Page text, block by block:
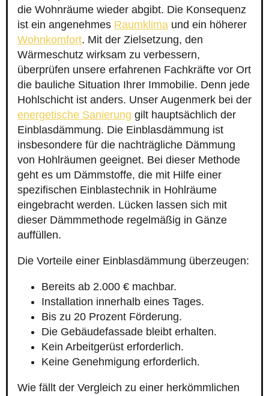
die Wohnräume wieder abgibt. Die Konsequenz
ist ein angenehmes Raumklima und ein höherer
Wohnkomfort. Mit der Zielsetzung, den
Wärmeschutz wirksam zu verbessern,
überprüfen unsere erfahrenen Fachkräfte vor Ort
die bauliche Situation Ihrer Immobilie. Denn jede
Hohlschicht ist anders. Unser Augenmerk bei der
energetische Sanierung gilt hauptsächlich der
Einblasdämmung. Die Einblasdämmung ist
insbesondere für die nachträgliche Dämmung
von Hohlräumen geeignet. Bei dieser Methode
geht es um Dämmstoffe, die mit Hilfe einer
spezifischen Einblastechnik in Hohlräume
eingebracht werden. Lücken lassen sich mit
dieser Dämmmethode regelmäßig in Gänze
auffüllen.
Die Vorteile einer Einblasdämmung überzeugen:
Bereits ab 2.000 € machbar.
Installation innerhalb eines Tages.
Bis zu 20 Prozent Förderung.
Die Gebäudefassade bleibt erhalten.
Kein Arbeitgerüst erforderlich.
Keine Genehmigung erforderlich.
Wie fällt der Vergleich zu einer herkömmlichen